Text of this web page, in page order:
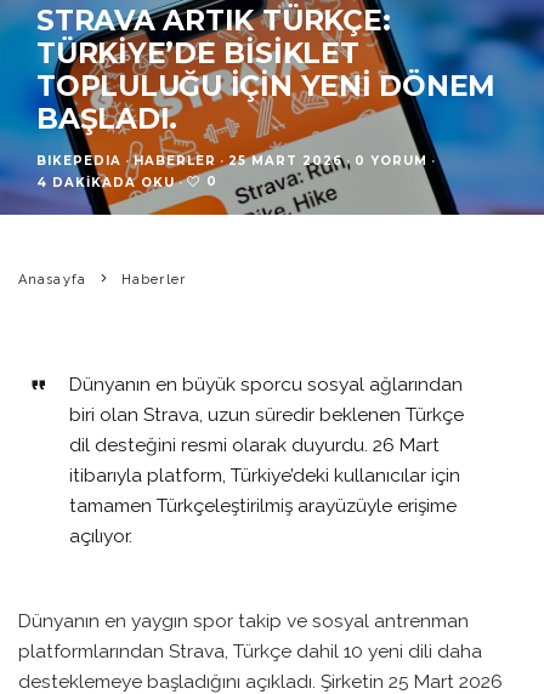
STRAVA ARTIK TÜRKÇE:
TÜRKIYE’DE BISIKLET
TOPLULUĞU IÇIN YENI DÖNEM
BAŞLADI.
BIKEPEDIA · HABERLER · 25 MART 2026 · 0 YORUM ·
4 DAKIKADA OKU · 0
Anasayfa Haberler
Dünyanın en büyük sporcu sosyal ağlarından
biri olan Strava , uzun süredir beklenen Türkçe
dil desteğini resmi olarak duyurdu. 26 Mart
itibarıyla platform, Türkiye’deki kullanıcılar için
tamamen Türkçeleştirilmiş arayüzüyle erişime
açılıyor.
Dünyanın en yaygın spor takip ve sosyal antrenman
platformlarından Strava, Türkçe dahil 10 yeni dili daha
desteklemeye başladığını açıkladı. Şirketin 25 Mart 2026